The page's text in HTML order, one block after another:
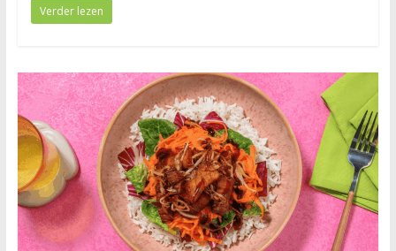
Verder lezen